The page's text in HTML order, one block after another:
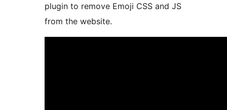
plugin to remove Emoji CSS and JS
from the website.